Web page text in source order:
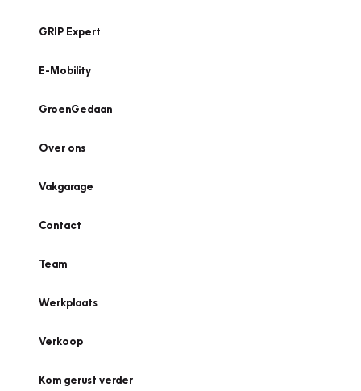
GRIP Expert
E-Mobility
GroenGedaan
Over ons
Vakgarage
Contact
Team
Werkplaats
Verkoop
Kom gerust verder